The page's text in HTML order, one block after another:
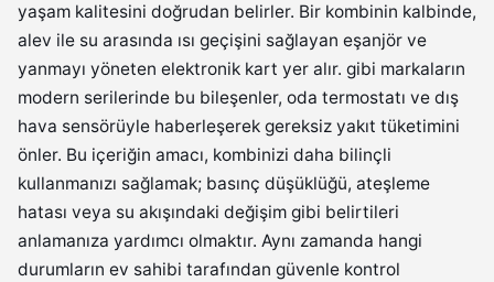
yaşam kalitesini doğrudan belirler. Bir kombinin kalbinde,
alev ile su arasında ısı geçişini sağlayan eşanjör ve
yanmayı yöneten elektronik kart yer alır. gibi markaların
modern serilerinde bu bileşenler, oda termostatı ve dış
hava sensörüyle haberleşerek gereksiz yakıt tüketimini
önler. Bu içeriğin amacı, kombinizi daha bilinçli
kullanmanızı sağlamak; basınç düşüklüğü, ateşleme
hatası veya su akışındaki değişim gibi belirtileri
anlamanıza yardımcı olmaktır. Aynı zamanda hangi
durumların ev sahibi tarafından güvenle kontrol